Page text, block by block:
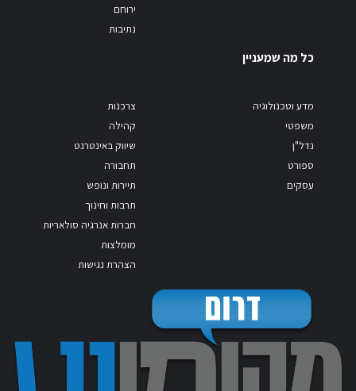
ירוחם
נתיבות
כל מה שמעניין
מדע וטכנולוגיה
משפטי
נדל"ן
ספורט
עסקים
צרכנות
קהילה
שיווק באינטרנט
תחבורה
תיירות ונופש
תרבות וחינוך
חברות אנרגיה סולאריות
מומלצות
הצהרת נגישות